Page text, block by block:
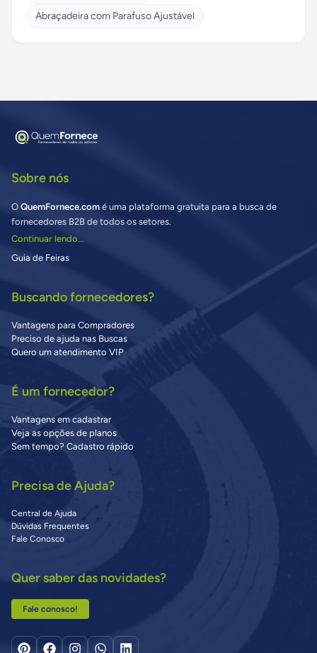
Abraçadeira com Parafuso Ajustável
Sobre nós
O QuemFornece.com é uma plataforma gratuita para a busca de
fornecedores B2B de todos os setores.
Continuar lendo...
Guia de Feiras
Buscando fornecedores?
Vantagens para Compradores
Preciso de ajuda nas Buscas
Quero um atendimento VIP
É um fornecedor?
Vantagens em cadastrar
Veja as opções de planos
Sem tempo? Cadastro rápido
Precisa de Ajuda?
Central de Ajuda
Dúvidas Frequentes
Fale Conosco
Quer saber das novidades?
Fale conosco!